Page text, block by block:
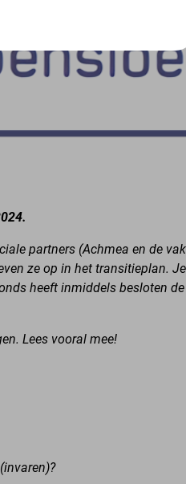
partners (Achmea en de
ze op in het transitieplan.
heeft inmiddels besloten
Lees vooral mee!